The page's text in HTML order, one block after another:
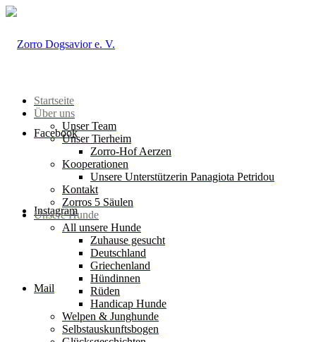
Facebook
Instagram
Mail
Startseite
Über uns
Unser Team
Unser Tierheim
Zorro-Hof Aerzen
Kooperationen
Unsere Unterstützerin Panagiota Petridou
Kontakt
Zorros 5 Säulen
Unsere Hunde
All unsere Hunde
Zuhause gesucht
Deutschland
Griechenland
Hündinnen
Rüden
Handicap Hunde
Welpen & Junghunde
Selbstauskunftsbogen